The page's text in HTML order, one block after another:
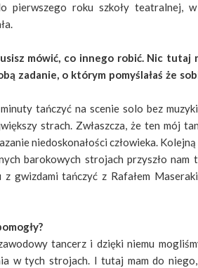
pierwszego roku szkoły teatralnej,
mówić, co innego robić. Nic tutaj
zadanie, o którym pomyślałaś że
tańczyć na scenie solo bez
strach. Zwłaszcza, że ten mój
niedoskonałości człowieka.
barokowych strojach przyszło nam
z gwizdami tańczyć z Rafałem
tancerz i dzięki niemu
w tych strojach. I tutaj mam do niego,